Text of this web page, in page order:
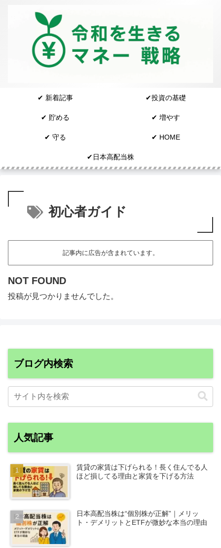
✔︎ 新着記事 ✔︎投資の基礎
✔︎ 貯める ✔︎ 増やす
✔︎ 守る ✔︎ HOME
✔︎日本高配当株
初心者ガイド
記事内に広告が含まれています。
NOT FOUND
投稿が見つかりませんでした。
ブログ内検索
人気記事
賃貸の家賃は下げられる！長く住んでる人
ほど損してる理由と家賃を下げる方法
日本高配当株は“個別株が正解”｜メリッ
ト・デメリットとETFが微妙な本当の理由